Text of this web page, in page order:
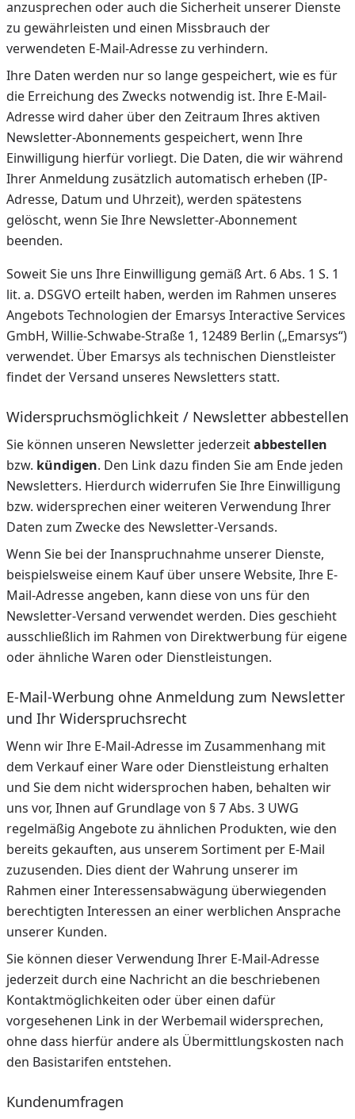
anzusprechen oder auch die Sicherheit unserer Dienste
zu gewährleisten und einen Missbrauch der
verwendeten E-Mail-Adresse zu verhindern.
Ihre Daten werden nur so lange gespeichert, wie es für
die Erreichung des Zwecks notwendig ist. Ihre E-Mail-
Adresse wird daher über den Zeitraum Ihres aktiven
Newsletter-Abonnements gespeichert, wenn Ihre
Einwilligung hierfür vorliegt. Die Daten, die wir während
Ihrer Anmeldung zusätzlich automatisch erheben (IP-
Adresse, Datum und Uhrzeit), werden spätestens
gelöscht, wenn Sie Ihre Newsletter-Abonnement
beenden.
Soweit Sie uns Ihre Einwilligung gemäß Art. 6 Abs. 1 S. 1
lit. a. DSGVO erteilt haben, werden im Rahmen unseres
Angebots Technologien der Emarsys Interactive Services
GmbH, Willie-Schwabe-Straße 1, 12489 Berlin („Emarsys“)
verwendet. Über Emarsys als technischen Dienstleister
findet der Versand unseres Newsletters statt.
Widerspruchsmöglichkeit / Newsletter abbestellen
Sie können unseren Newsletter jederzeitabbestellen
bzw. kündigen. Den Link dazu finden Sie am Ende jeden
Newsletters. Hierdurch widerrufen Sie Ihre Einwilligung
bzw. widersprechen einer weiteren Verwendung Ihrer
Daten zum Zwecke des Newsletter-Versands.
Wenn Sie bei der Inanspruchnahme unserer Dienste,
beispielsweise einem Kauf über unsere Website, Ihre E-
Mail-Adresse angeben, kann diese von uns für den
Newsletter-Versand verwendet werden. Dies geschieht
ausschließlich im Rahmen von Direktwerbung für eigene
oder ähnliche Waren oder Dienstleistungen.
E-Mail-Werbung ohne Anmeldung zum Newsletter
und Ihr Widerspruchsrecht
Wenn wir Ihre E-Mail-Adresse im Zusammenhang mit
dem Verkauf einer Ware oder Dienstleistung erhalten
und Sie dem nicht widersprochen haben, behalten wir
uns vor, Ihnen auf Grundlage von § 7 Abs. 3 UWG
regelmäßig Angebote zu ähnlichen Produkten, wie den
bereits gekauften, aus unserem Sortiment per E-Mail
zuzusenden. Dies dient der Wahrung unserer im
Rahmen einer Interessensabwägung überwiegenden
berechtigten Interessen an einer werblichen Ansprache
unserer Kunden.
Sie können dieser Verwendung Ihrer E-Mail-Adresse
jederzeit durch eine Nachricht an die beschriebenen
Kontaktmöglichkeiten oder über einen dafür
vorgesehenen Link in der Werbemail widersprechen,
ohne dass hierfür andere als Übermittlungskosten nach
den Basistarifen entstehen.
Kundenumfragen